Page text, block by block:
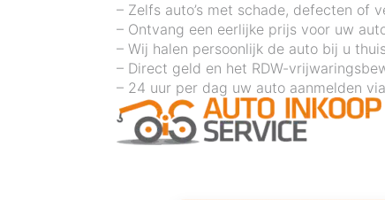
– Zelfs auto’s met schade, defecten of
– Ontvang een eerlijke prijs voor uw
– Wij halen persoonlijk de auto bij u
– Direct geld en het RDW-
– 24 uur per dag uw auto aanmelden